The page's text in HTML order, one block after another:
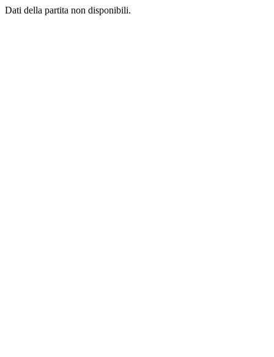
Dati della partita non disponibili.